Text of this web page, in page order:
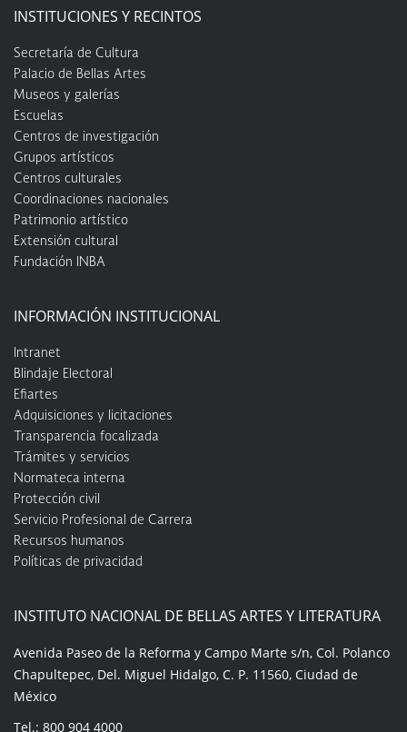
INSTITUCIONES Y RECINTOS
Secretaría de Cultura
Palacio de Bellas Artes
Museos y galerías
Escuelas
Centros de investigación
Grupos artísticos
Centros culturales
Coordinaciones nacionales
Patrimonio artístico
Extensión cultural
Fundación INBA
INFORMACIÓN INSTITUCIONAL
Intranet
Blindaje Electoral
Efiartes
Adquisiciones y licitaciones
Transparencia focalizada
Trámites y servicios
Normateca interna
Protección civil
Servicio Profesional de Carrera
Recursos humanos
Políticas de privacidad
INSTITUTO NACIONAL DE BELLAS ARTES Y LITERATURA
Avenida Paseo de la Reforma y Campo Marte s/n, Col. Polanco
Chapultepec, Del. Miguel Hidalgo, C. P. 11560, Ciudad de
México
Tel.: 800 904 4000